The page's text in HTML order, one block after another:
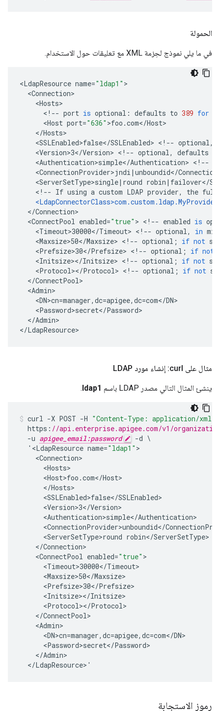
الحمولة
في ما يلي نموذج لحِزمة XML مع تعليقات حول الاستخدام.
<LdapResource name="ldap1"
<Connection
<Hosts
< ! -- port is optional : defaults to 389 for
<Host port="636" >foo .com</Host
</Hosts
<SSLEnabled>false</SSLEnabled> < ! -- optional,
<Version>3</Version> < ! -- optional, defaults
<Authentication>simple</Authentication> < ! --
<ConnectionProvider>jndi | unboundid</
<ServerSetType>single| round robin | failover</
< ! -- If using a custom LDAP provider, the
<LdapConnectorClass>com .custom . ldap .MyProvider
</Connection
<ConnectPool enabled="true" > < ! -- enabled is
<Timeout>30000</Timeout> < ! -- optional, in
<Maxsize>50</Maxsize> < ! -- optional ; if not
<Prefsize>30</Prefsize> < ! -- optional ; if not
<Initsize></Initsize> < ! -- optional ; if not
<Protocol></Protocol> < ! -- optional ; if not
</ConnectPool
<Admin
<DN>cn=manager, dc=apigee, dc=com</DN
<Password>secret</Password
</Admin>
</LdapResource>
مثال على curl: إنشاء مورد LDAP
ينشئ المثال التالي مصدر LDAP باسم ldap1
.
curl -X POST -H "Content-Type: application/xml"
https : //api.enterprise.apigee.com/v1/
-u apigee_email:password -d
' <LdapResource name="ldap1"
<Connection
<Hosts
<Host>foo .com</Host
</Hosts
<SSLEnabled>false</SSLEnabled
<Version>3</Version
<Authentication>simple</Authentication
<ConnectionProvider>unboundid</
<ServerSetType>round robin</ServerSetType
</Connection
<ConnectPool enabled="true"
<Timeout>30000</Timeout
<Maxsize>50</Maxsize
<Prefsize>30</Prefsize
<Initsize></Initsize
<Protocol></Protocol
</ConnectPool
<Admin
<DN>cn=manager, dc=apigee, dc=com</DN
<Password>secret</Password
</Admin
</LdapResource> '
رموز الاستجابة